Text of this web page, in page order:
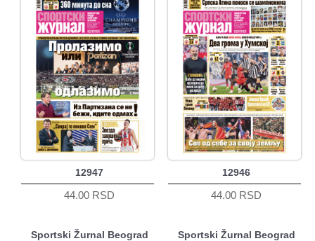
12947
44.00 RSD
12946
44.00 RSD
Sportski Žurnal Beograd Sportski Žurnal Beograd